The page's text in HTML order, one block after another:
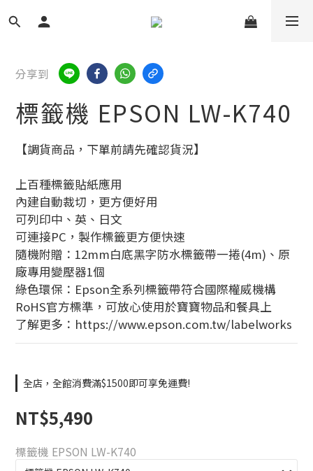
分享到
標籤機 EPSON LW-K740
【調貨商品，下單前請先確認貨況】
上百種標籤貼紙應用
內建自動裁切，更方便好用
可列印中、英、日文
可連接PC，製作標籤更方便快速
隨機附贈：12mm白底黑字防水標籤帶一捲(4m)、原
廠專用變壓器1個
綠色環保：Epson全系列標籤帶符合國際權威機構
RoHS官方標準，可放心使用於寶寶物品和餐具上
了解更多：https://www.epson.com.tw/labelworks
全店，全館消費滿$1500即可享免運費!
NT$5,490
標籤機 EPSON LW-K740